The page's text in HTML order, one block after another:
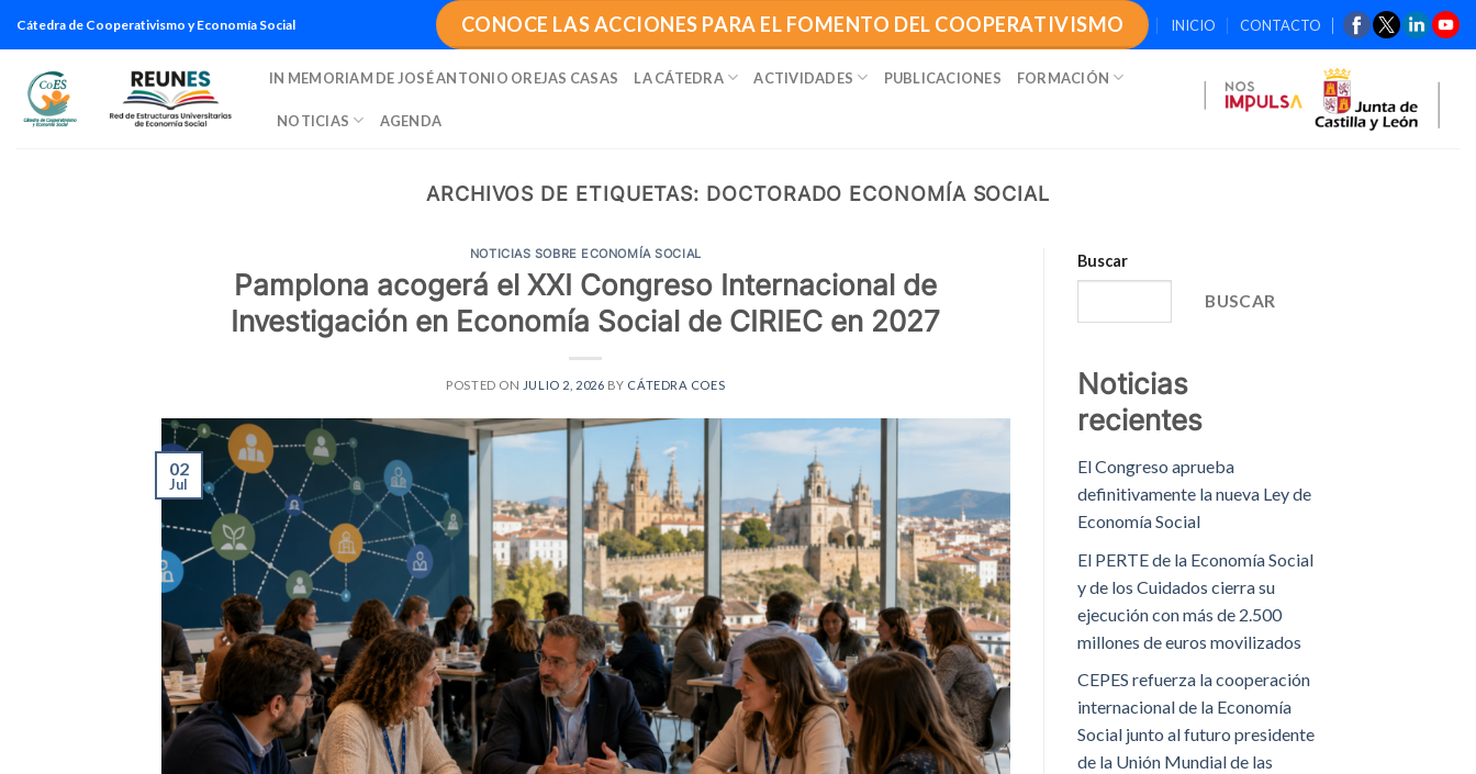
contenido
Cátedra de Cooperativismo y Economía Social CONOCE LAS ACCIONES PARA EL FOMENTO DEL COOPERATIVISMO INICIO CONTACTO
IN MEMORIAM DE JOSÉ ANTONIO OREJAS CASAS LA CÁTEDRA ACTIVIDADES PUBLICACIONES FORMACIÓN
NOTICIAS AGENDA
ARCHIVOS DE ETIQUETAS: DOCTORADO ECONOMÍA SOCIAL
NOTICIAS SOBRE ECONOMÍA SOCIAL
Pamplona acogerá el XXI Congreso Internacional de
Investigación en Economía Social de CIRIEC en 2027
POSTED ON JULIO 2, 2026 BY CÁTEDRA COES
02
Jul
Buscar
BUSCAR
Noticias
recientes
El Congreso aprueba
definitivamente la nueva Ley de
Economía Social
El PERTE de la Economía Social
y de los Cuidados cierra su
ejecución con más de 2.500
millones de euros movilizados
CEPES refuerza la cooperación
internacional de la Economía
Social junto al futuro presidente
de la Unión Mundial de las